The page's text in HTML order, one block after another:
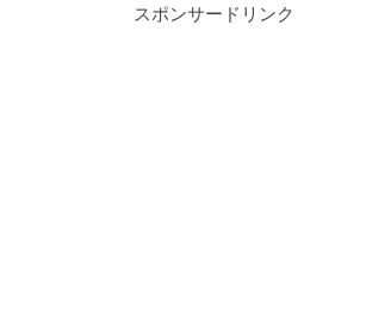
スポンサードリンク